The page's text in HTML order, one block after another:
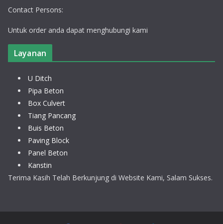
Contact Persons:
Untuk order anda dapat menghubungi kami
Layanan
U Ditch
Pipa Beton
Box Culvert
Tiang Pancang
Buis Beton
Paving Block
Panel Beton
Kanstin
Terima Kasih Telah Berkunjung di Website Kami, Salam Sukses.